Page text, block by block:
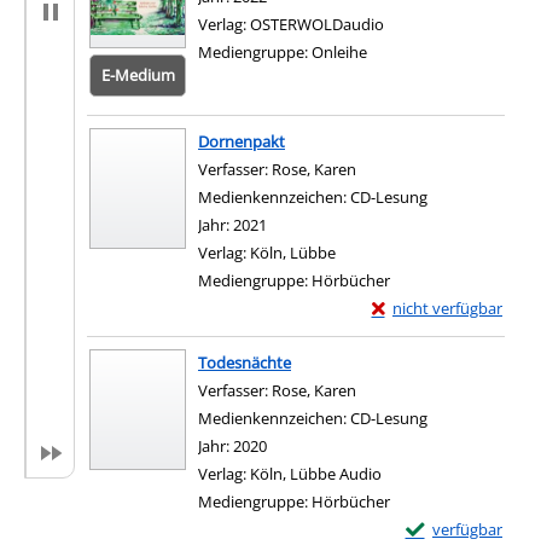
E-Medium
Verlag:OSTERWOLDaudio
Mediengruppe:Onleihe
Dornenpakt
Verfasser: Rose, Karen
Medienkennzeichen:CD-Lesung
Jahr:2021
Verlag: Köln, Lübbe
Mediengruppe: Hörbücher
nicht verfügbar
Exemplar-Details von
Zum Download von
Todesnächte
Verfasser: Rose, Karen
Medienkennzeichen:CD-Lesung
Jahr:2020
Verlag: Köln, Lübbe Audio
Mediengruppe: Hörbücher
verfügbar
Exemplar-Details